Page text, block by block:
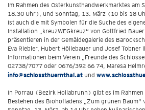
Im Rahmen des Osterkunsthandwerkmarktes am
18.30 Uhr), und Sonntag, 13. März (10 bis 18
ist auch die mit Symbolen für die Suche des
Installation „kreuzWEGkreuz“ von Gottfried
präsentieren in der Gemäldegalerie des
Eva Riebler, Hubert Höllebauer und Josef Tobner
Informationen beim Verein „Freunde des
02738/7077 oder 0676/392 66 74, Maresa
info@schlossthuernthal.at und
In Porrau (Bezirk Hollabrunn) gibt es im Rahmen
Bestehen des Biohofladens „Zum grünen Baum"